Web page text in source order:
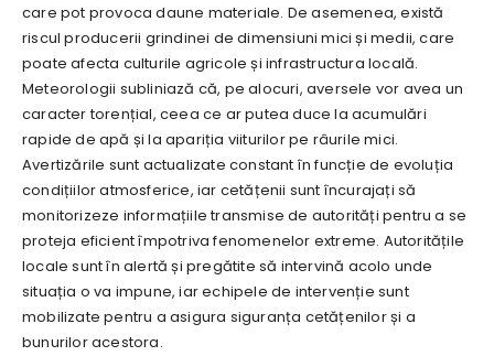
care pot provoca daune materiale. De asemenea, există
riscul producerii grindinei de dimensiuni mici și medii, care
poate afecta culturile agricole și infrastructura locală.
Meteorologii subliniază că, pe alocuri, aversele vor avea un
caracter torențial, ceea ce ar putea duce la acumulări
rapide de apă și la apariția viiturilor pe râurile mici.
Avertizările sunt actualizate constant în funcție de evoluția
condițiilor atmosferice, iar cetățenii sunt încurajați să
monitorizeze informațiile transmise de autorități pentru a se
proteja eficient împotriva fenomenelor extreme. Autoritățile
locale sunt în alertă și pregătite să intervină acolo unde
situația o va impune, iar echipele de intervenție sunt
mobilizate pentru a asigura siguranța cetățenilor și a
bunurilor acestora.